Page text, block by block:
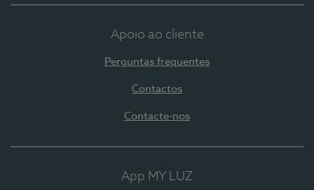
Apoio ao cliente
Perguntas frequentes
Contactos
Contacte-nos
App MY LUZ